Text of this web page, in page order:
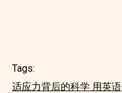
Tags:
适应力背后的科学 用英语